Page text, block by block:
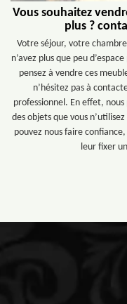
Vous souhaitez
plus ?
Votre séjour, votre
n’avez plus que peu
pensez à vendre ces
n’hésitez pas à
professionnel. En effet,
des objets que vous
pouvez nous faire
leur fixer